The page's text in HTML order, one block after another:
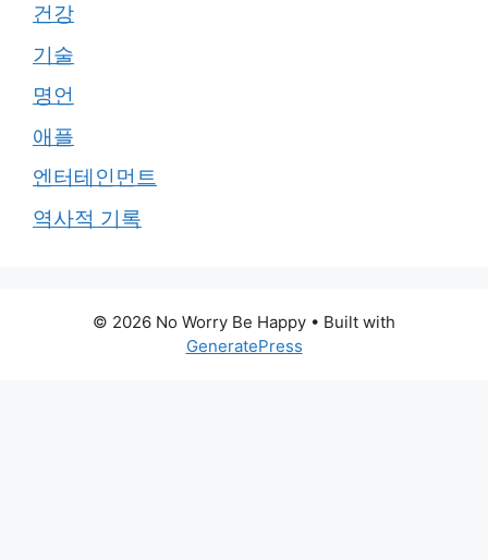
건강
기술
명언
애플
엔터테인먼트
역사적 기록
© 2026 No Worry Be Happy • Built with
GeneratePress